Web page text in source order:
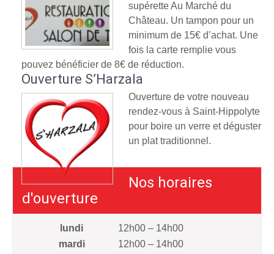
supérette Au Marché du
Château. Un tampon pour un
minimum de 15€ d’achat. Une
fois la carte remplie vous
pouvez bénéficier de 8€ de réduction.
Ouverture S’Harzala
Ouverture de votre nouveau
rendez-vous à Saint-Hippolyte
pour boire un verre et déguster
un plat traditionnel.
Nos horaires
d'ouverture
lundi
12h00 – 14h00
mardi
12h00 – 14h00